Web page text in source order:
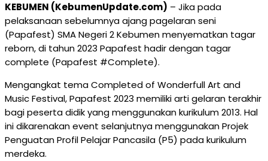
KEBUMEN (KebumenUpdate.com) – Jika pada
pelaksanaan sebelumnya ajang pagelaran seni
(Papafest) SMA Negeri 2 Kebumen menyematkan tagar
reborn, di tahun 2023 Papafest hadir dengan tagar
complete (Papafest #Complete).
Mengangkat tema Completed of Wonderfull Art and
Music Festival, Papafest 2023 memiliki arti gelaran terakhir
bagi peserta didik yang menggunakan kurikulum 2013. Hal
ini dikarenakan event selanjutnya menggunakan Projek
Penguatan Profil Pelajar Pancasila (P5) pada kurikulum
merdeka.